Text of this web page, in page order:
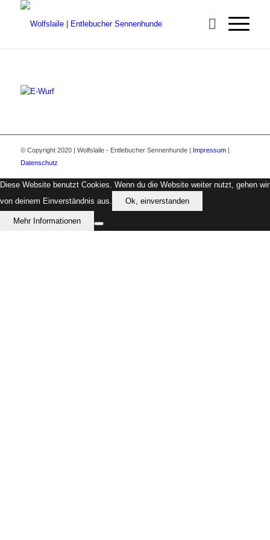
© Copyright 2020 | Wolfslaile - Entlebucher Sennenhunde | Impressum|
Datenschutz
Diese Website benutzt Cookies. Wenn du die Website weiter nutzt, gehen wir
von deinem Einverständnis aus.
Ok, einverstanden
Mehr Informationen